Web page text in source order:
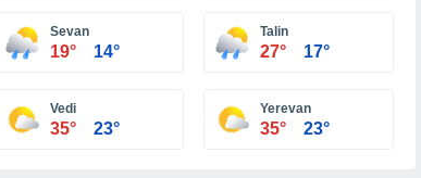
Sevan
19° 14°
Talin
27° 17°
Vedi
35° 23°
Yerevan
35° 23°